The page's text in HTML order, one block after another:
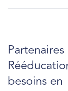
besoins en